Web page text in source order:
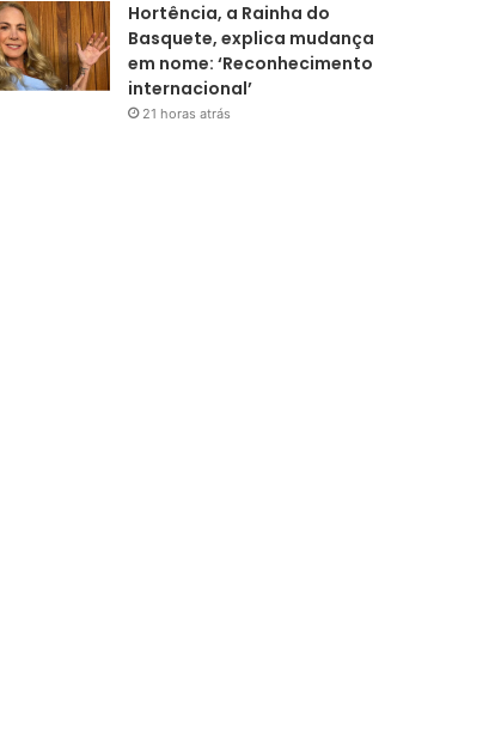
Hortência, a Rainha do
Basquete, explica mudança
em nome: ‘Reconhecimento
internacional’
21 horas atrás